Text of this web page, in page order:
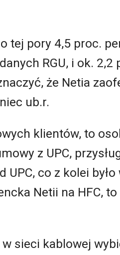
tej pory 4,5 proc.
RGU, i ok.
że Netia
ub.r.
klientów, to
z UPC,
UPC, co z kolei
Netii na HFC,
sieci kablowej